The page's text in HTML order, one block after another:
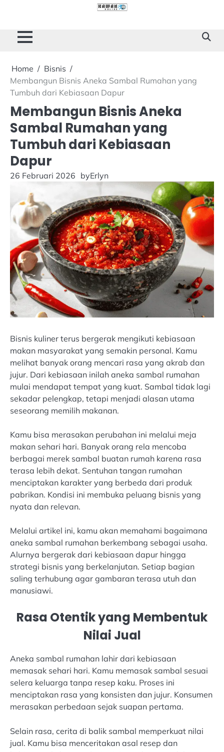
content
Home
Bisnis
Membangun Bisnis Aneka Sambal Rumahan yang
Tumbuh dari Kebiasaan Dapur
Membangun Bisnis Aneka
Sambal Rumahan yang
Tumbuh dari Kebiasaan
Dapur
26 Februari 2026 byErlyn
Bisnis kuliner terus bergerak mengikuti kebiasaan
makan masyarakat yang semakin personal. Kamu
melihat banyak orang mencari rasa yang akrab dan
jujur. Dari kebiasaan inilah aneka sambal rumahan
mulai mendapat tempat yang kuat. Sambal tidak lagi
sekadar pelengkap, tetapi menjadi alasan utama
seseorang memilih makanan.
Kamu bisa merasakan perubahan ini melalui meja
makan sehari hari. Banyak orang rela mencoba
berbagai merek sambal buatan rumah karena rasa
terasa lebih dekat. Sentuhan tangan rumahan
menciptakan karakter yang berbeda dari produk
pabrikan. Kondisi ini membuka peluang bisnis yang
nyata dan relevan.
Melalui artikel ini, kamu akan memahami bagaimana
aneka sambal rumahan berkembang sebagai usaha.
Alurnya bergerak dari kebiasaan dapur hingga
strategi bisnis yang berkelanjutan. Setiap bagian
saling terhubung agar gambaran terasa utuh dan
manusiawi.
Rasa Otentik yang Membentuk
Nilai Jual
Aneka sambal rumahan lahir dari kebiasaan
memasak sehari hari. Kamu memasak sambal sesuai
selera keluarga tanpa resep kaku. Proses ini
menciptakan rasa yang konsisten dan jujur. Konsumen
merasakan perbedaan sejak suapan pertama.
Selain rasa, cerita di balik sambal memperkuat nilai
jual. Kamu bisa menceritakan asal resep dan